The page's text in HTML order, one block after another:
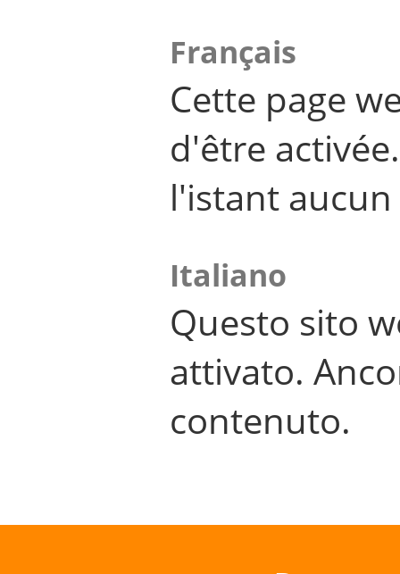
Français
Cette page
d'être
l'istant
Italiano
Questo sito
attivato.
contenuto.